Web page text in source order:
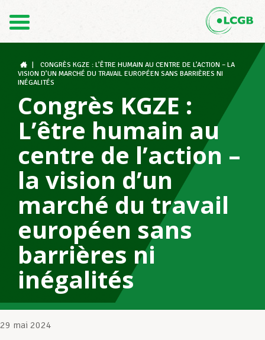
DE
Le LCGB
Structures syndicales
Assistance au Travail
Vos droits
Assistance en vie privée
CONGRÈS KGZE : L’ÊTRE HUMAIN AU CENTRE DE L’ACTION – LA
VISION D’UN MARCHÉ DU TRAVAIL EUROPÉEN SANS BARRIÈRES NI
INÉGALITÉS
Congrès KGZE :
L’être humain au
centre de l’action –
la vision d’un
marché du travail
européen sans
barrières ni
inégalités
29 mai 2024